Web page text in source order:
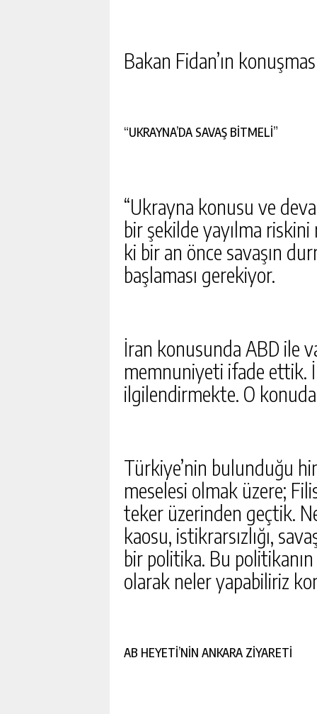
Bakan Fidan’ın
“UKRAYNA’DA SAVAŞ BİTMELİ”
“Ukrayna konusu ve
bir şekilde yayılma riskini
ki bir an önce savaşın
başlaması gerekiyor.
İran konusunda ABD ile
memnuniyeti ifade ettik.
ilgilendirmekte. O
Türkiye’nin bulunduğu
meselesi olmak üzere;
teker üzerinden geçtik.
kaosu, istikrarsızlığı,
bir politika. Bu
olarak neler yapabiliriz
AB HEYETİ’NİN ANKARA ZİYARETİ
TEHDITLER ALAN NILDA